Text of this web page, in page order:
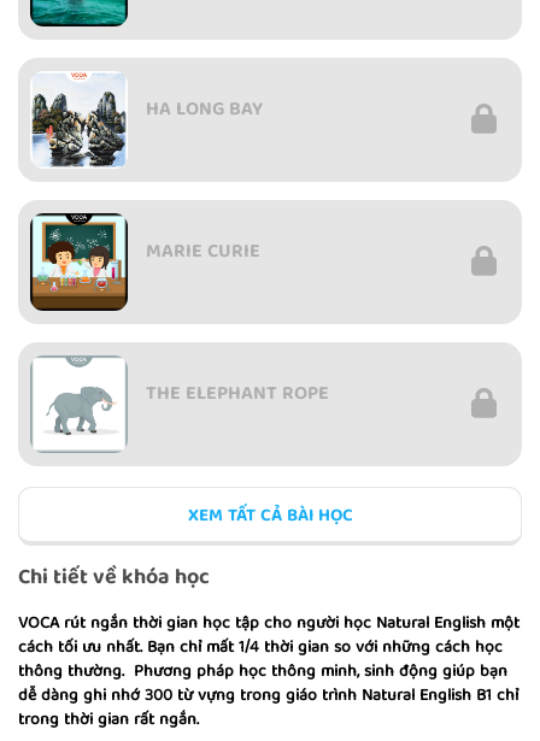
HA LONG BAY
MARIE CURIE
THE ELEPHANT ROPE
THE SYMBOL OF PEACE
MOUNT FUJI
XEM TẤT CẢ BÀI HỌC
Chi tiết về khóa học
VOCA rút ngắn thời gian học tập cho người học Natural English một
cách tối ưu nhất. Bạn chỉ mất 1/4 thời gian so với những cách học
thông thường. Phương pháp học thông minh, sinh động giúp bạn
dễ dàng ghi nhớ 300 từ vựng trong giáo trình Natural English B1 chỉ
trong thời gian rất ngắn.